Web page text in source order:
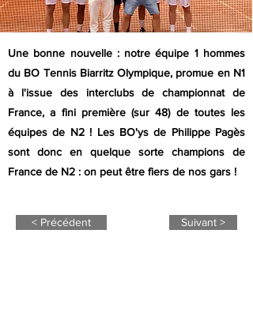
Une bonne nouvelle : notre équipe 1 hommes
du BO Tennis Biarritz Olympique, promue en N1
à l'issue des interclubs de championnat de
France, a fini première (sur 48) de toutes les
équipes de N2 ! Les BO'ys de Philippe Pagès
sont donc en quelque sorte champions de
France de N2 : on peut être fiers de nos gars !
< Précédent Suivant >